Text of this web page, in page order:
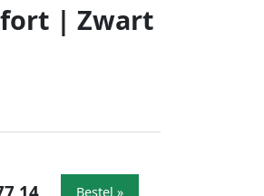
| Zwart
Bestel »